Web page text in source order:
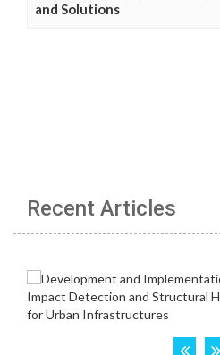
and Solutions
Recent Articles